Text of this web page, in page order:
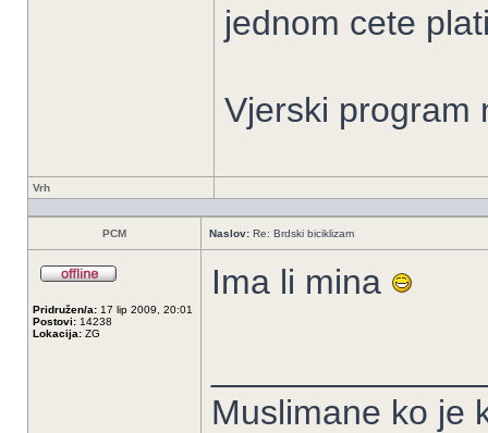
jednom cete
Vjerski program
Vrh
PCM Naslov: Re: Brdski biciklizam
Pridružen/a: 17 lip 2009, 20:01
Postovi: 14238
Lokacija: ZG
Ima li mina
Muslimane ko je